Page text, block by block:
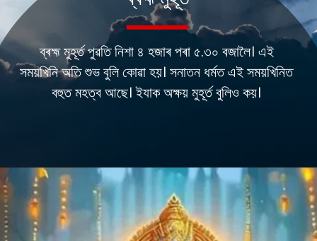
ব্ৰহ্ম মুহূৰ্ত পুৱতি নিশা ৪ হজাৰ পৰা ৫.৩০ বজালৈ। এই
সময়খিনি অতি শুভ বুলি কোৱা হয়। সনাতন ধৰ্মত এই সময়খিনিত
বহুত মহত্ব আছে। ইযাক অক্ষয় মুহূৰ্ত বুলিও কয়।